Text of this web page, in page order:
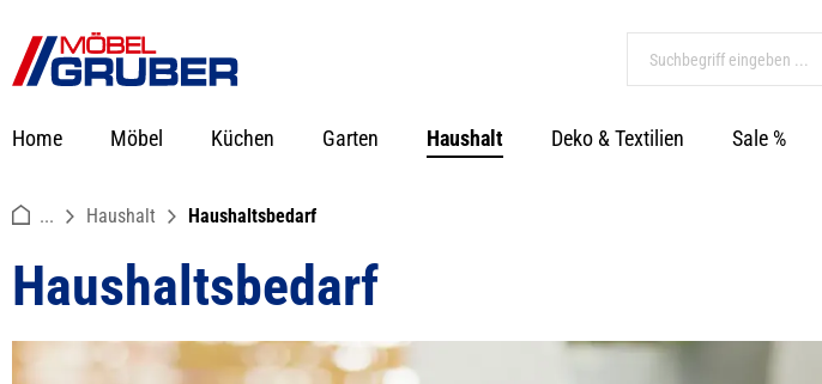
Zur Hauptnavigation springen
Home Möbel Küchen Garten Haushalt Deko & Textilien Sale %
... Haushalt Haushaltsbedarf
Haushaltsbedarf